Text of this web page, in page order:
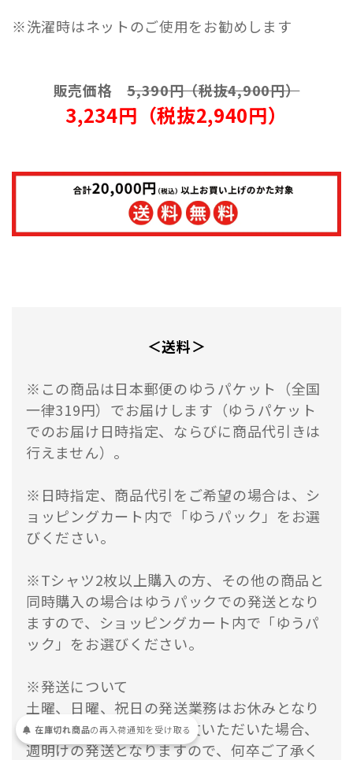
※洗濯時はネットのご使用をお勧めします
販売価格5,390円（税抜4,900円）
3,234円（税抜2,940円）
＜送料＞
※この商品は日本郵便のゆうパケット（全国
一律319円）でお届けします（ゆうパケット
でのお届け日時指定、ならびに商品代引きは
行えません）。
※日時指定、商品代引をご希望の場合は、シ
ョッピングカート内で「ゆうパック」をお選
びください。
※Tシャツ2枚以上購入の方、その他の商品と
同時購入の場合はゆうパックでの発送となり
ますので、ショッピングカート内で「ゆうパ
ック」をお選びください。
※発送について
土曜、日曜、祝日の発送業務はお休みとなり
ます。週末や祝日にご注文いただいた場合、
週明けの発送となりますので、何卒ご了承く
在庫切れ商品の再入荷通知を受け取る